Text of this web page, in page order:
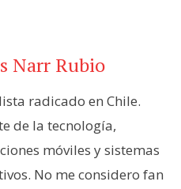
Narr Rubio
radicado en Chile.
de la tecnología,
móviles y sistemas
No me considero fan